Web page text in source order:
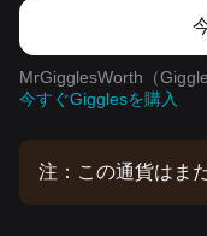
MrGigglesWorth（
今すぐGigglesを購入
注：この通貨はま